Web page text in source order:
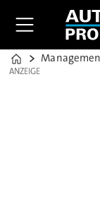
Home
ANZEIGE
ANZEIGE